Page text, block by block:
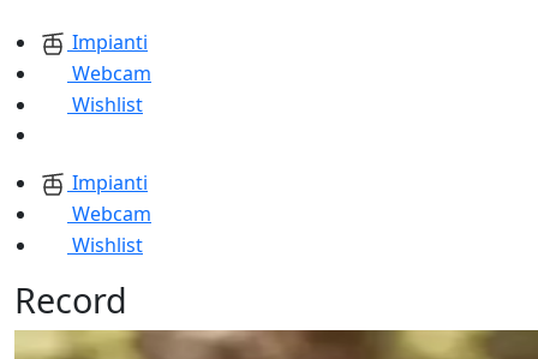
Impianti
Webcam
Wishlist
Impianti
Webcam
Wishlist
Record